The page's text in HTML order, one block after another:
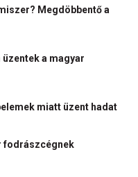
Megdöbbentő a
a magyar
miatt üzent hadat
fodrászcégnek